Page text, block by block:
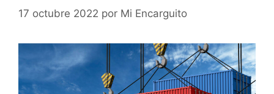
17 octubre 2022 por Mi Encarguito